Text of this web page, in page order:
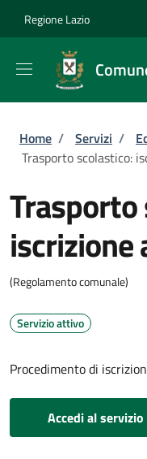
Regione Lazio
Briciole di
Home / Servizi /
Trasporto scolastico:
iscrizione
(Regolamento comunale)
Servizio attivo
Procedimento di
Accedi al servizio